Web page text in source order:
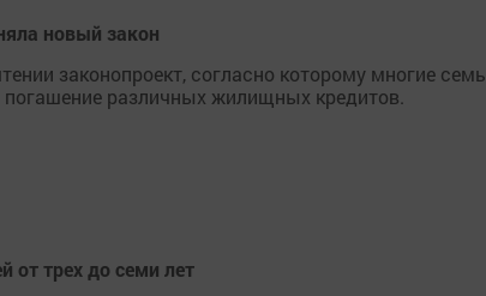
новый закон
законопроект, согласно которому многие
различных жилищных кредитов.
от трех до семи лет